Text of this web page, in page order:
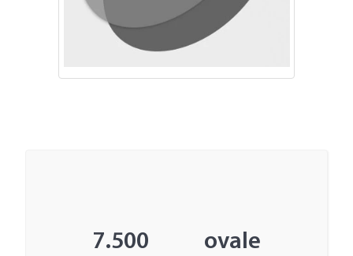
7.500 ovale